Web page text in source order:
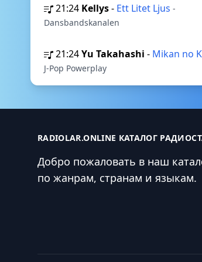
21:24 Kellys- Ett Litet Ljus -
Dansbandskanalen
21:24Yu Takahashi - Mikan no
J-Pop Powerplay
RADIOLAR.ONLINE КАТАЛОГ
Добро пожаловать в наш
по жанрам, странам и языкам.